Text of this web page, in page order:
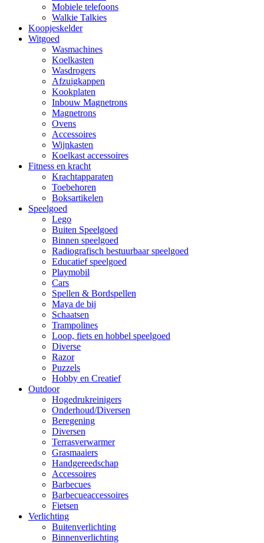
Mobiele telefoons
Walkie Talkies
Koopjeskelder
Witgoed
Wasmachines
Koelkasten
Wasdrogers
Afzuigkappen
Kookplaten
Inbouw Magnetrons
Magnetrons
Ovens
Accessoires
Wijnkasten
Koelkast accessoires
Fitness en kracht
Krachtapparaten
Toebehoren
Boksartikelen
Speelgoed
Lego
Buiten Speelgoed
Binnen speelgoed
Radiografisch bestuurbaar speelgoed
Educatief speelgoed
Playmobil
Cars
Spellen & Bordspellen
Maya de bij
Schaatsen
Trampolines
Loop, fiets en hobbel speelgoed
Diverse
Razor
Puzzels
Hobby en Creatief
Outdoor
Hogedrukreinigers
Onderhoud/Diversen
Beregening
Diversen
Terrasverwarmer
Grasmaaiers
Handgereedschap
Accessoires
Barbecues
Barbecueaccessoires
Fietsen
Verlichting
Buitenverlichting
Binnenverlichting